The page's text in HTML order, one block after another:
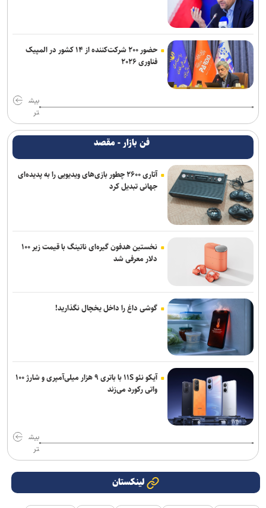
حضور ۲۰۰ شرکت‌کننده از ۱۴ کشور در المپیک
فناوری ۲۰۲۶
بیش
تر
فن بازار - مقصد
آتاری ۲۶۰۰ چطور بازی‌های ویدیویی را به پدیده‌ای
جهانی تبدیل کرد
نخستین هدفون گیره‌ای ناتینگ با قیمت زیر ۱۰۰
دلار معرفی شد
گوشی داغ را داخل یخچال نگذارید!
آیکو نئو ۱۱S با باتری ۹ هزار میلی‌آمپری و شارژ ۱۰۰
واتی رکورد می‌زند
بیش
تر
لینکستان